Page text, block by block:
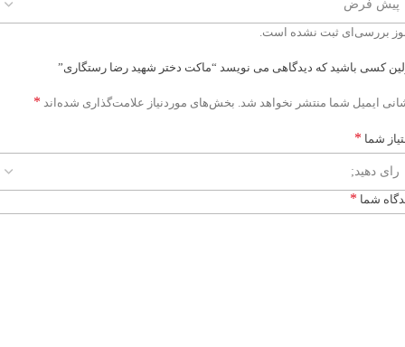
بررسی‌ای ثبت نشده است.
کسی باشید که دیدگاهی می نویسد “ماکت دختر شهید رضا رستگاری”
ایمیل شما منتشر نخواهد شد. بخش‌های موردنیاز علامت‌گذاری شده‌اند *
شما *
شما *